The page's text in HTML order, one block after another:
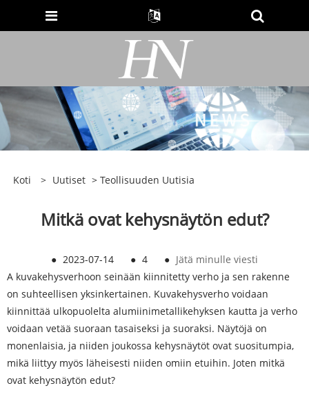
Koti > Uutiset > Teollisuuden Uutisia
Mitkä ovat kehysnäytön edut?
● 2023-07-14 ● 4 ● Jätä minulle viesti
A kuvakehysverhoon seinään kiinnitetty verho ja sen rakenne
on suhteellisen yksinkertainen. Kuvakehysverho voidaan
kiinnittää ulkopuolelta alumiinimetallikehyksen kautta ja verho
voidaan vetää suoraan tasaiseksi ja suoraksi. Näytöjä on
monenlaisia, ja niiden joukossa kehysnäytöt ovat suositumpia,
mikä liittyy myös läheisesti niiden omiin etuihin. Joten mitkä
ovat kehysnäytön edut?